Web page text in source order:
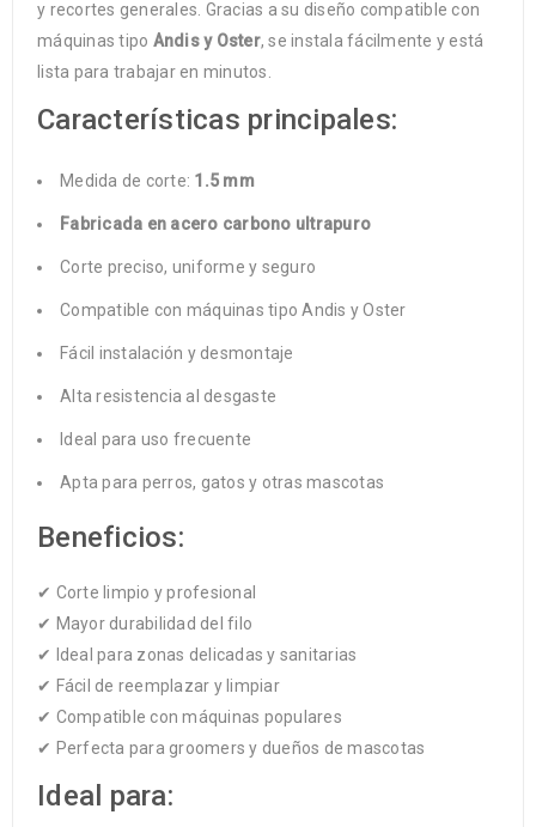
y recortes generales. Gracias a su diseño compatible con
máquinas tipo Andis y Oster, se instala fácilmente y está
lista para trabajar en minutos.
Características principales:
Medida de corte: 1.5 mm
Fabricada en acero carbono ultrapuro
Corte preciso, uniforme y seguro
Compatible con máquinas tipo Andis y Oster
Fácil instalación y desmontaje
Alta resistencia al desgaste
Ideal para uso frecuente
Apta para perros, gatos y otras mascotas
Beneficios:
✔ Corte limpio y profesional
✔ Mayor durabilidad del filo
✔ Ideal para zonas delicadas y sanitarias
✔ Fácil de reemplazar y limpiar
✔ Compatible con máquinas populares
✔ Perfecta para groomers y dueños de mascotas
Ideal para: